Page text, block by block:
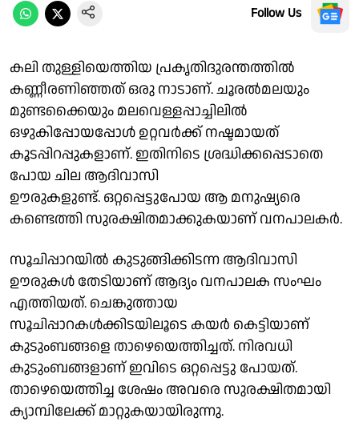
Follow Us
കലി തുള്ളിയെത്തിയ പ്രകൃതിദുരന്തത്തിൽ
കണ്ണീരണിഞ്ഞത് ഒരു നാടാണ്. ചൂരൽമലയും
മുണ്ടക്കൈയും മലവെള്ളപ്പാച്ചിലിൽ
ഒഴുകിപ്പോയപ്പോൾ ഉറ്റവർക്ക് നഷ്ടമായത്
കൂടപ്പിറപ്പുകളാണ്. ഇതിനിടെ ശ്രദ്ധിക്കപ്പെടാതെ
പോയ ചില ആദിവാസി
ഊരുകളുണ്ട്. ഒറ്റപ്പെട്ടുപോയ ആ മനുഷ്യരെ
കണ്ടെത്തി സുരക്ഷിതമാക്കുകയാണ് വനപാലകർ.
സൂചിപ്പാറയിൽ കുടുങ്ങിക്കിടന്ന ആദിവാസി
ഊരുകൾ തേടിയാണ് ആദ്യം വനപാലക സംഘം
എത്തിയത്. ചെങ്കുത്തായ
സൂചിപ്പാറകൾക്കിടയിലൂടെ കയർ കെട്ടിയാണ്
കുടുംബങ്ങളെ താഴെയെത്തിച്ചത്. നിരവധി
കുടുംബങ്ങളാണ് ഇവിടെ ഒറ്റപ്പെട്ടു പോയത്.
താഴെയെത്തിച്ച ശേഷം അവരെ സുരക്ഷിതമായി
ക്യാമ്പിലേക്ക് മാറ്റുകയായിരുന്നു.